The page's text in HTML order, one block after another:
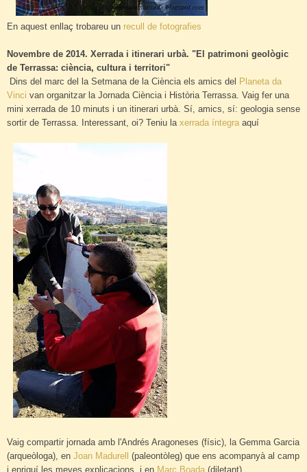
En aquest enllaç trobareu un recull de fotografies
Novembre de 2014. Xerrada i itinerari urbà. "El patrimoni geològic
de Terrassa: ciència, cultura i territori"
Dins del marc del la Setmana de la Ciència els amics del Planeta da
Vinci van organitzar la Jornada Ciència i Història Terrassa. Vaig fer una
mini xerrada de 10 minuts i un itinerari urbà. Sí, amics, sí: geologia sense
sortir de Terrassa. Interessant, oi? Teniu la xerrada íntegra aquí
Vaig compartir jornada amb l'Andrés Aragoneses (físic), la Gemma Garcia
(arqueòloga), en Joan Madurell (paleontòleg) que ens acompanyà al camp
i enriquí les meves explicacions, i en Marc Boada (diletant).